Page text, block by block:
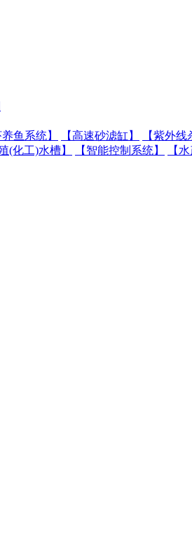
鱼系统】 【高速砂滤缸】 【紫外线
(化工)水槽】 【智能控制系统】 【